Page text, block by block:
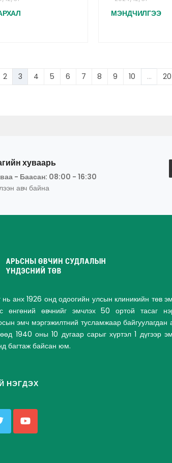
МЭНДЧИЛГЭЭ
2 3 4 5 6 7 8 9 10 ... 20
хуваарь
- Баасан: 08:00 - 16:30
авч байна
нь анх 1926 онд одоогийн улсын клиникийн төв
өнгөний өвчнийг эмчлэх 50 ортой тасаг
эмч мэргэжилтний тусламжаар байгуулагдан
1940 оны 10 дугаар сарыг хүртэл 1 дүгээр
багтаж байсан юм.
НЭГДЭХ